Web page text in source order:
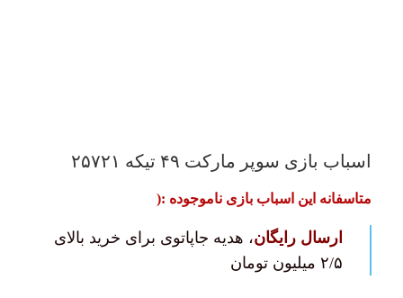
اسباب بازی سوپر مارکت ۴۹ تیکه ۲۵۷۲۱
متاسفانه این اسباب بازی ناموجوده :(
ارسال رایگان، هدیه جاپاتوی برای خرید بالای
۲/۵ میلیون تومان